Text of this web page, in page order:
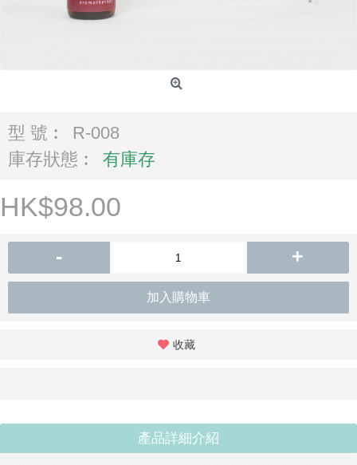
型 號︰
R-008
庫存狀態︰
有庫存
HK$98.00
- +
加入購物車
收藏
產品詳細介紹